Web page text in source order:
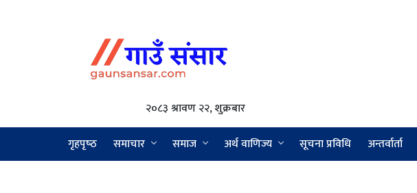
२०८३ श्रावण २२, शुक्रबार
गृहपृष्‍ठ
समाचार समाज अर्थ वाणिज्य सूचना प्रविधि अन्तर्वार्ता